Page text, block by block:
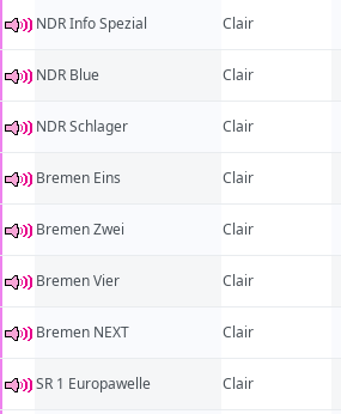
NDR Info Spezial Clair
NDR Blue Clair
NDR Schlager Clair
Bremen Eins Clair
Bremen Zwei Clair
Bremen Vier Clair
Bremen NEXT Clair
SR 1 Europawelle Clair